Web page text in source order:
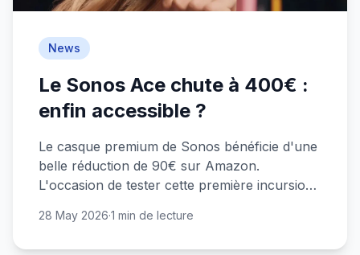
News
Le Sonos Ace chute à 400€ :
enfin accessible ?
Le casque premium de Sonos bénéficie d'une
belle réduction de 90€ sur Amazon.
L'occasion de tester cette première incursion
28 May 2026·1 min de lecture